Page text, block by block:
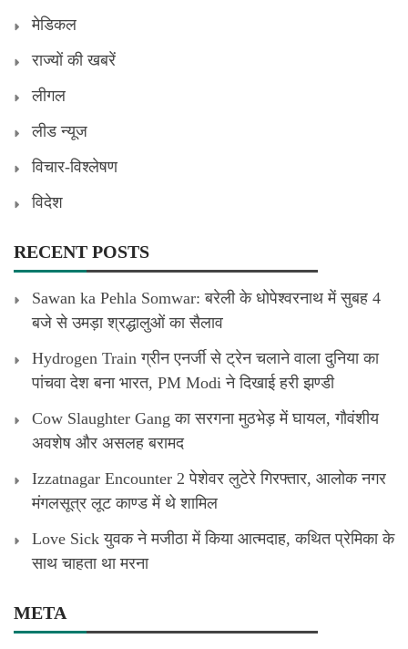
मेडिकल
राज्यों की खबरें
लीगल
लीड न्यूज
विचार-विश्लेषण
विदेश
RECENT POSTS
Sawan ka Pehla Somwar: बरेली के धोपेश्वरनाथ में सुबह 4
बजे से उमड़ा श्रद्धालुओं का सैलाव
Hydrogen Train ग्रीन एनर्जी से ट्रेन चलाने वाला दुनिया का
पांचवा देश बना भारत, PM Modi ने दिखाई हरी झण्डी
Cow Slaughter Gang का सरगना मुठभेड़ में घायल, गौवंशीय
अवशेष और असलह बरामद
Izzatnagar Encounter 2 पेशेवर लुटेरे गिरफ्तार, आलोक नगर
मंगलसूत्र लूट काण्‍ड में थे शामिल
Love Sick युवक ने मजीठा में किया आत्मदाह, कथित प्रेमिका के
साथ चाहता था मरना
META